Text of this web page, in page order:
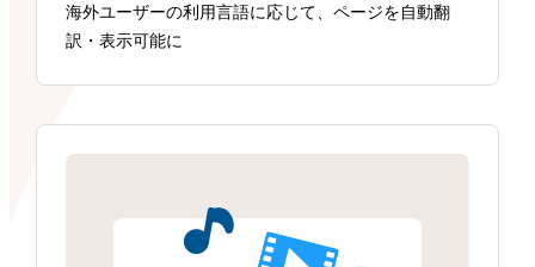
海外ユーザーの利用言語に応じて、ページを自動翻
訳・表示可能に